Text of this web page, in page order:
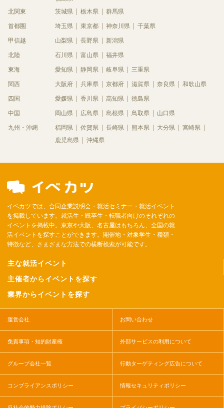
北関東
茨城県 栃木県 群馬県
首都圏 埼玉県 東京都 神奈川県 千葉県
甲信越 山梨県 長野県 新潟県
北陸 石川県 富山県 福井県
東海 愛知県 静岡県 岐阜県 三重県
関西 大阪府 兵庫県 京都府 滋賀県 奈良県 和歌山県
四国 愛媛県 香川県 高知県 徳島県
中国 岡山県 広島県 島根県 鳥取県 山口県
九州・沖縄 福岡県 佐賀県 長崎県 熊本県 大分県
宮崎県
鹿児島県
沖縄県
イベカツでは、合同企業説明会・就活セミナー・就活イベント
を掲載しています。就活生・既卒生・転職者向けのそれぞれの
イベントを掲載中。東京や大阪、名古屋はもちろん、全国の就
活イベントを探すことができます。開催地・対象学生・種類・
特徴など、さまざまな方法での横断検索が可能です。
主な就活イベント
主催者からイベントを探す
業界からイベントを探す
運営会社 お問い合わせ
免責事項・知的財産権 外部サービスの利用について
グループ会社一覧 行動ターゲティング広告について
コンプライアンスポリシー 情報セキュリティポリシー